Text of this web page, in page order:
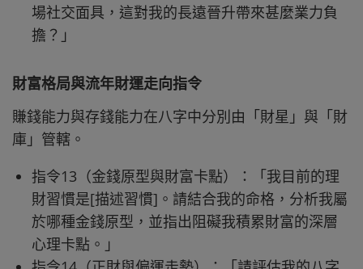
場社交面具，這對我的長遠晉升帶來甚麼業力負
擔？」
財富格局與流年財運走向指令
賺錢能力與存錢能力在八字中分別由「財星」與「財
庫」管轄。
指令13（金錢原型與財富卡點）：「我目前的理
財習慣是[描述習慣]。請結合我的命格，分析我屬
於哪種金錢原型，並指出阻礙我積累財富的深層
心理卡點。」